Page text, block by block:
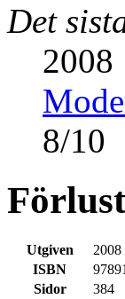
Det
2008
8/10
Utgiven
2008
ISBN
Sidor
384